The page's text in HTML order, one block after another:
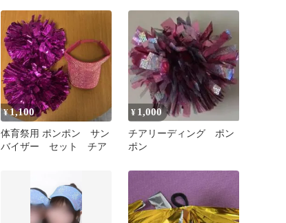
使用
¥1,100
体育祭用 ポンポン サン
バイザー セット チア
¥ 1,000
チアリーディング ポン
ポン